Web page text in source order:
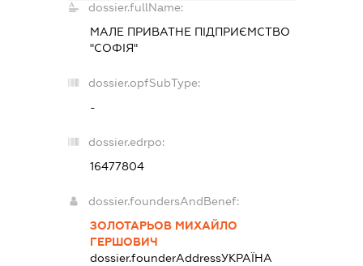
dossier.fullName:
МАЛЕ ПРИВАТНЕ ПІДПРИЄМСТВО
"СОФІЯ"
dossier.opfSubType:
-
dossier.edrpo:
16477804
dossier.foundersAndBenef:
ЗОЛОТАРЬОВ МИХАЙЛО
ГЕРШОВИЧ
dossier.founderAddressУКРАЇНА